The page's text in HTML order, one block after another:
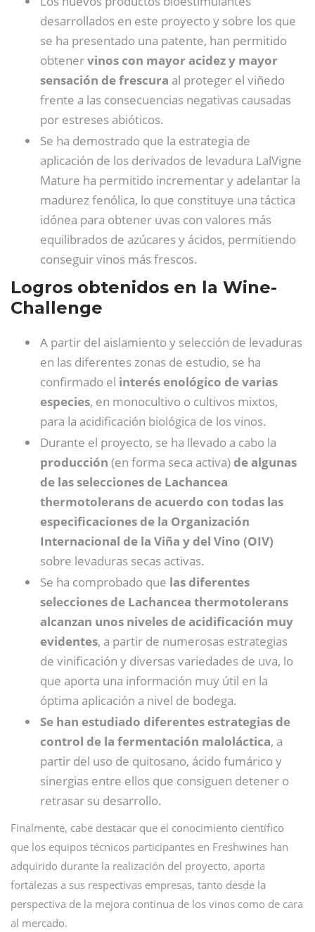
desarrollados en este proyecto y sobre los que
se ha presentado una patente, han permitido
obtenervinos con mayor acidez y mayor
sensación de frescura al proteger el viñedo
frente a las consecuencias negativas causadas
por estreses abióticos.
Se ha demostrado que la estrategia de
aplicación de los derivados de levadura LalVigne
Mature ha permitido incrementar y adelantar la
madurez fenólica, lo que constituye una táctica
idónea para obtener uvas con valores más
equilibrados de azúcares y ácidos, permitiendo
conseguir vinos más frescos.
Logros obtenidos en la Wine-
Challenge
A partir del aislamiento y selección de levaduras
en las diferentes zonas de estudio, se ha
confirmado el interés enológico de varias
especies, en monocultivo o cultivos mixtos,
para la acidificación biológica de los vinos.
Durante el proyecto, se ha llevado a cabo la
producción (en forma seca activa) de algunas
de las selecciones de Lachancea
thermotolerans de acuerdo con todas las
especificaciones de la Organización
Internacional de la Viña y del Vino (OIV)
sobre levaduras secas activas.
Se ha comprobado que las diferentes
selecciones de Lachancea thermotolerans
alcanzan unos niveles de acidificación muy
evidentes, a partir de numerosas estrategias
de vinificación y diversas variedades de uva, lo
que aporta una información muy útil en la
óptima aplicación a nivel de bodega.
Se han estudiado diferentes estrategias de
control de la fermentación maloláctica, a
partir del uso de quitosano, ácido fumárico y
sinergias entre ellos que consiguen detener o
retrasar su desarrollo.
Finalmente, cabe destacar que el conocimiento científico
que los equipos técnicos participantes en Freshwines han
adquirido durante la realización del proyecto, aporta
fortalezas a sus respectivas empresas, tanto desde la
perspectiva de la mejora continua de los vinos como de cara
al mercado.